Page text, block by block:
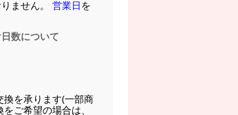
ません。 営業日を
数について
を承ります(一部商
ご希望の場合は、